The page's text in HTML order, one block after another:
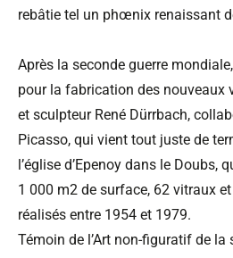
rebâtie tel un phœnix renaissant
Après la seconde guerre
pour la fabrication des nouveaux
et sculpteur René Dürrbach,
Picasso, qui vient tout juste de
l’église d’Epenoy dans le Doubs,
1 000 m2 de surface, 62 vitraux
réalisés entre 1954 et 1979.
Témoin de l’Art non-figuratif de la